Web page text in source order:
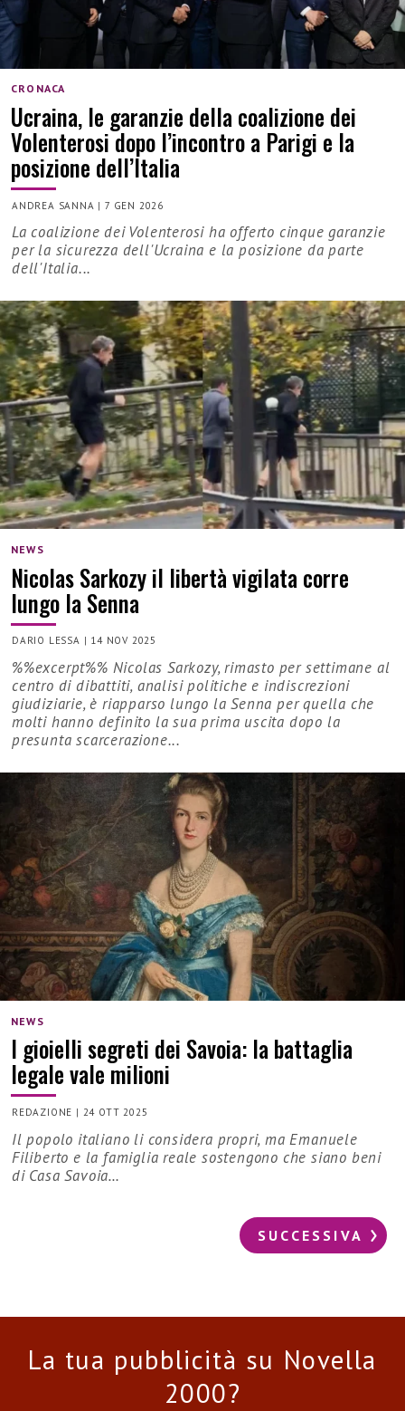
CRONACA
Ucraina, le garanzie della coalizione dei
Volenterosi dopo l’incontro a Parigi e la
posizione dell’Italia
ANDREA SANNA |7 GEN 2026
La coalizione dei Volenterosi ha offerto cinque garanzie
per la sicurezza dell'Ucraina e la posizione da parte
dell'Italia...
NEWS
Nicolas Sarkozy il libertà vigilata corre
lungo la Senna
DARIO LESSA | 14 NOV 2025
%%excerpt%% Nicolas Sarkozy, rimasto per settimane al
centro di dibattiti, analisi politiche e indiscrezioni
giudiziarie, è riapparso lungo la Senna per quella che
molti hanno definito la sua prima uscita dopo la
presunta scarcerazione...
NEWS
I gioielli segreti dei Savoia: la battaglia
legale vale milioni
REDAZIONE | 24 OTT 2025
Il popolo italiano li considera propri, ma Emanuele
Filiberto e la famiglia reale sostengono che siano beni
di Casa Savoia…
SUCCESSIVA
La tua pubblicità su Novella
2000?